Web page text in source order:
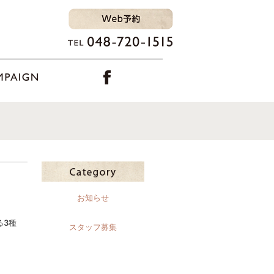
3種
お知らせ
スタッフ募集